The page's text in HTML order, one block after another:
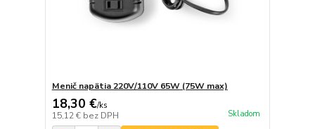
Menič napätia 220V/110V 65W (75W max)
18,30 €/ks
15,12 € bez DPH Skladom